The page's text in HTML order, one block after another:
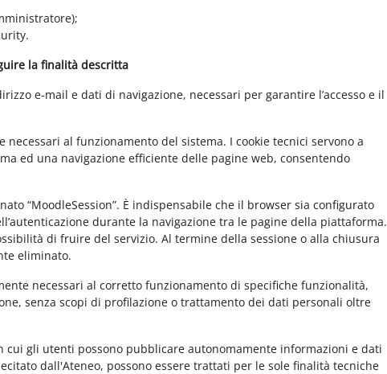
la finalità descritta
e-mail e dati di navigazione, necessari per garantire l’accesso e il
al funzionamento del sistema. I cookie tecnici servono a
ed una navigazione efficiente delle pagine web, consentendo
“MoodleSession”. È indispensabile che il browser sia configurato
durante la navigazione tra le pagine della piattaforma.
di fruire del servizio. Al termine della sessione o alla chiusura
eliminato.
necessari al corretto funzionamento di specifiche funzionalità,
senza scopi di profilazione o trattamento dei dati personali oltre
gli utenti possono pubblicare autonomamente informazioni e dati
dall'Ateneo, possono essere trattati per le sole finalità tecniche